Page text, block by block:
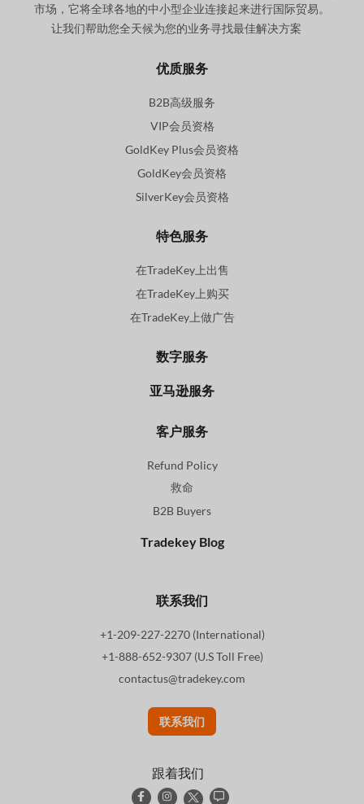
市场，它将全球各地的中小型企业连接起来进行国际贸易。
让我们帮助您全天候为您的业务寻找最佳解决方案
优质服务
B2B高级服务
VIP会员资格
GoldKey Plus会员资格
GoldKey会员资格
SilverKey会员资格
特色服务
在TradeKey上出售
在TradeKey上购买
在TradeKey上做广告
数字服务
亚马逊服务
客户服务
Refund Policy
救命
B2B Buyers
Tradekey Blog
联系我们
+1-209-227-2270 (International)
+1-888-652-9307 (U.S Toll Free)
contactus@tradekey.com
联系我们
跟着我们